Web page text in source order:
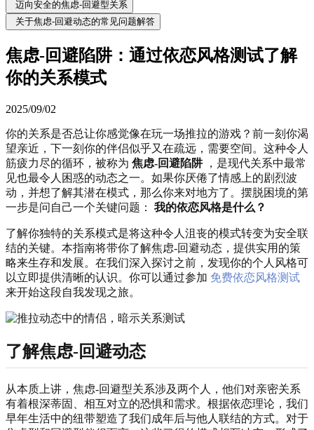
迈向安全的焦虑-回避型关系
关于焦虑-回避动态的常见问题解答
焦虑-回避陷阱：通过依恋风格测试了解
你的关系模式
2025/09/02
你的关系是否总让你感觉像在玩一场推拉的游戏？前一刻你渴
望亲近，下一刻你的伴侣似乎又在疏远，需要空间。这种令人
筋疲力尽的循环，被称为 焦虑-回避陷阱，是现代关系中最常
见也最令人困惑的动态之一。如果你厌倦了情感上的剧烈波
动，并想了解其潜在模式，那么你来对地方了。摆脱困境的第
一步是问自己一个关键问题： 我的依恋风格是什么？
了解你独特的关系模式是将这种令人沮丧的模式转变为安全联
结的关键。本指南将带你了解焦虑-回避动态，提供实用的策
略来生存和发展。在我们深入探讨之前，发现你的个人风格可
以立即提供清晰的认识。你可以通过参加 免费依恋风格测试
来开始这段自我发现之旅。
了解焦虑-回避动态
从本质上讲，焦虑-回避型关系涉及两个人，他们对亲密关系
有着根深蒂固、相互对立的恐惧和需求。根据依恋理论，我们
早年生活中的纽带塑造了我们成年后与他人联结的方式。对于